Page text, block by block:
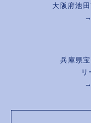
大阪府池
→
兵庫県
→